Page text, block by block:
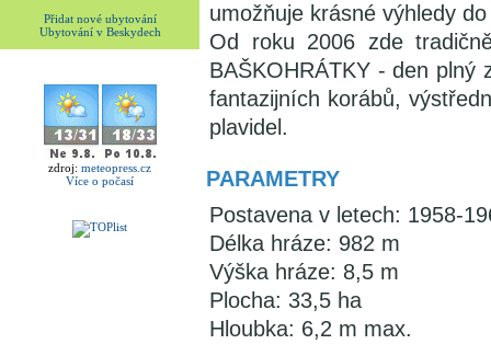
Přidat nové ubytování
Ubytování v Beskydech
zdroj: meteopress.cz
Více o počasí
umožňuje krásné výhledy
Od roku 2006 zde
BAŠKOHRÁTKY - den plný
fantazijních korábů,
plavidel.
PARAMETRY
Postavena v letech: 1958-
Délka hráze: 982 m
Výška hráze: 8,5 m
Plocha: 33,5 ha
Hloubka: 6,2 m max.